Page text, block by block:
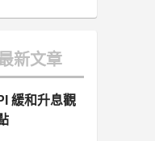
緩和升息觀